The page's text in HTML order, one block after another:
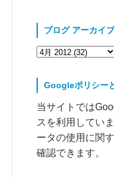
ブログ アーカイブ
Googleポリシー
当サイトでは
スを利用してい
ータの使用に関
確認できます。